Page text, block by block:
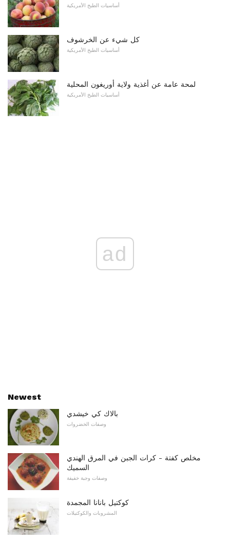
أساسيات الطبخ الأمريكية
كل شيء عن الخرشوف
أساسيات الطبخ الأمريكية
لمحة عامة عن أغذية ولاية أوريغون المحلية
أساسيات الطبخ الأمريكية
ad
Newest
بالاك كي خيشدي
وصفات الخضروات
مخلص كفتة - كرات الجبن في المرق الهندي
السميك
وصفات وجبة خفيفة
كوكتيل بانانا المجمدة
المشروبات والكوكتيلات